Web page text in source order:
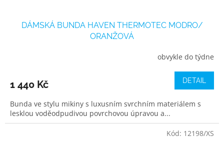
DÁMSKÁ BUNDA HAVEN THERMOTEC MODRO/
ORANŽOVÁ
obvykle do týdne
1 440 Kč DETAIL
Bunda ve stylu mikiny s luxusním svrchním materiálem s
lesklou voděodpudivou povrchovou úpravou a...
Kód: 12198/XS